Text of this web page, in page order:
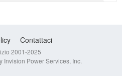
Contattaci
2001-2025
Invision Power Services, Inc.